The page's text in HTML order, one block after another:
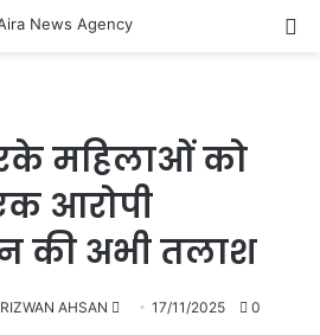
महिलाओं को
आरोपी
की अभी तलाश
RIZWAN AHSAN
Send17/11/2025 0